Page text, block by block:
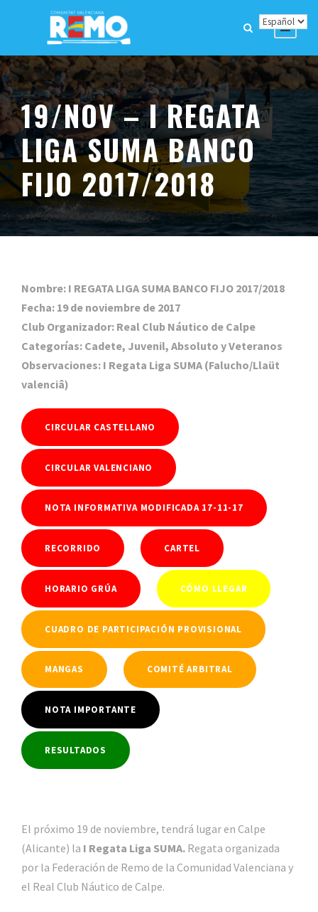
19/NOV – I REGATA
LIGA SUMA BANCO
FIJO 2017/2018
Nombre: I REGATA LIGA SUMA BANCO FIJO 2017/2018
Fecha: 19 de noviembre de 2017
Club Organizador: Real Club Náutico de Calpe
Categorías: Cadete, Juvenil, Absoluto y Veteranos
Observaciones: I Regata Liga SUMA (Falucho/Llaüt
valenciâ)
CIRCULAR CASTELLANO
CIRCULAR VALENCIANO
NOTA INFORMATIVA MODIFICADA 17-11-17
RECORRIDO CARTEL
HORARIO GRÚA CÓMO LLEGAR
CUADRO DE PARTICIPACIÓN PROVISIONAL
MANGAS COMITÉ ARBITRAL
NOTA IMPORTANTE
RESULTADOS
El próximo 19 de noviembre, tendrá lugar en Calpe
(Alicante) la I Regata Liga SUMA. Regata organizada
por la Federación de Remo de la Comunidad Valenciana y
el Real Club Náutico de Calpe.